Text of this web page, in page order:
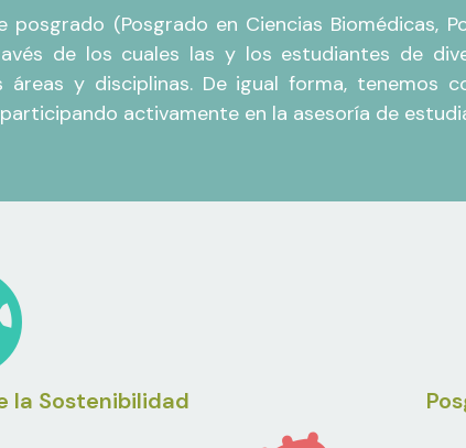
(Posgrado en Ciencias Biomédicas,
de los cuales las y los estudiantes de
y disciplinas. De igual forma, tenemos
activamente en la asesoría de
la Sostenibilidad